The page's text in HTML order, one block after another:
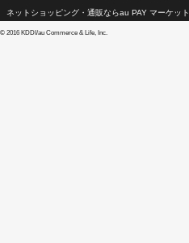
ネットショッピング・通販ならau PAY マーケット
© 2016 KDDI/au Commerce & Life, Inc.